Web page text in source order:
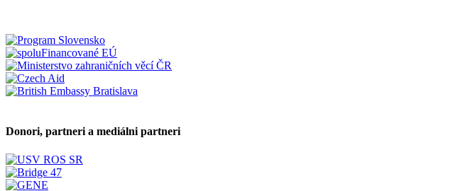
Donori, partneri a mediálni partneri